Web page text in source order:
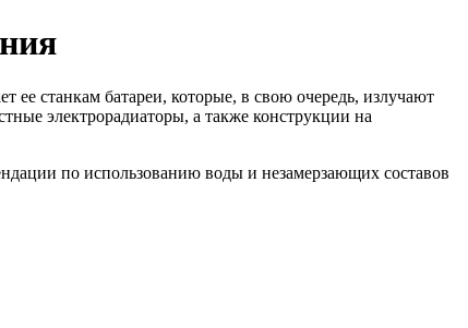
ее станкам батареи, которые, в свою очередь, излучают
электрорадиаторы, а также конструкции на
по использованию воды и незамерзающих составов